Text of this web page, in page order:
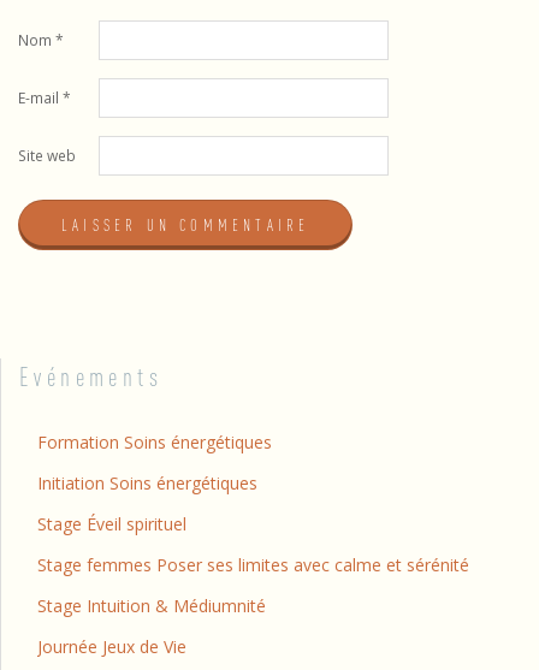
Nom *
E-mail *
Site web
Evénements
Formation Soins énergétiques
Initiation Soins énergétiques
Stage Éveil spirituel
Stage femmes Poser ses limites avec calme et sérénité
Stage Intuition & Médiumnité
Journée Jeux de Vie